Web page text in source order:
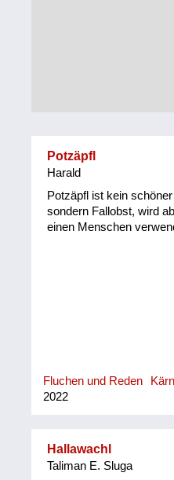
Potzäpfl
Harald
Potzäpfl ist kein schöner
sondern Fallobst, wird
einen Menschen
Fluchen und Reden
2022
Hallawachl
Taliman E. Sluga